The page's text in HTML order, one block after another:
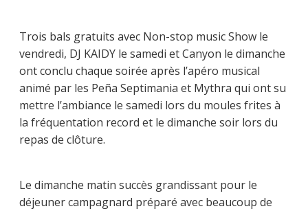
Trois bals gratuits avec Non-stop music Show le
vendredi, DJ KAIDY le samedi et Canyon le dimanche
ont conclu chaque soirée après l’apéro musical
animé par les Peña Septimania et Mythra qui ont su
mettre l’ambiance le samedi lors du moules frites à
la fréquentation record et le dimanche soir lors du
repas de clôture.
Le dimanche matin succès grandissant pour le
déjeuner campagnard préparé avec beaucoup de